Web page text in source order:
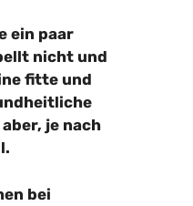
ein paar
nicht und
fitte und
je nach
bei